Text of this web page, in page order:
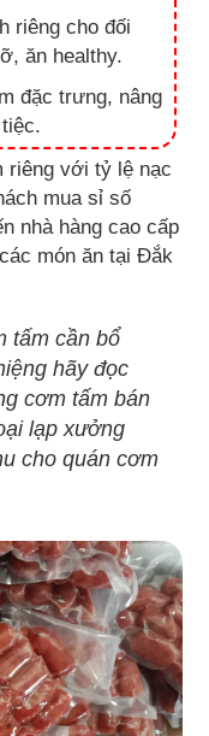
riêng cho đối
ăn healthy.
đặc trưng, nâng
riêng với tỷ lệ nạc
mua sỉ số
nhà hàng cao cấp
món ăn tại Đắk
tấm cần bổ
hãy đọc
cơm tấm bán
lạp xưởng
cho quán cơm